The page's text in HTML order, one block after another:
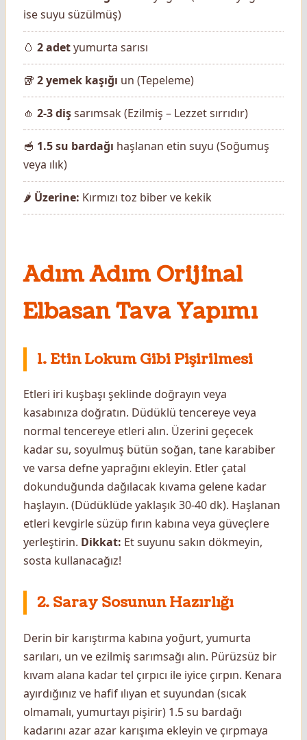
ise suyu süzülmüş)
🥚 2 adetyumurta sarısı
🥡 2 yemek kaşığı un (Tepeleme)
🧄 2-3 dişsarımsak (Ezilmiş – Lezzet sırrıdır)
🥣 1.5 su bardağı haşlanan etin suyu (Soğumuş
veya ılık)
🌶️ Üzerine: Kırmızı toz biber ve kekik
Adım Adım Orijinal
Elbasan Tava Yapımı
1. Etin Lokum Gibi Pişirilmesi
Etleri iri kuşbaşı şeklinde doğrayın veya
kasabınıza doğratın. Düdüklü tencereye veya
normal tencereye etleri alın. Üzerini geçecek
kadar su, soyulmuş bütün soğan, tane karabiber
ve varsa defne yaprağını ekleyin. Etler çatal
dokunduğunda dağılacak kıvama gelene kadar
haşlayın. (Düdüklüde yaklaşık 30-40 dk). Haşlanan
etleri kevgirle süzüp fırın kabına veya güveçlere
yerleştirin. Dikkat: Et suyunu sakın dökmeyin,
sosta kullanacağız!
2. Saray Sosunun Hazırlığı
Derin bir karıştırma kabına yoğurt, yumurta
sarıları, un ve ezilmiş sarımsağı alın. Pürüzsüz bir
kıvam alana kadar tel çırpıcı ile iyice çırpın. Kenara
ayırdığınız ve hafif ılıyan et suyundan (sıcak
olmamalı, yumurtayı pişirir) 1.5 su bardağı
kadarını azar azar karışıma ekleyin ve çırpmaya